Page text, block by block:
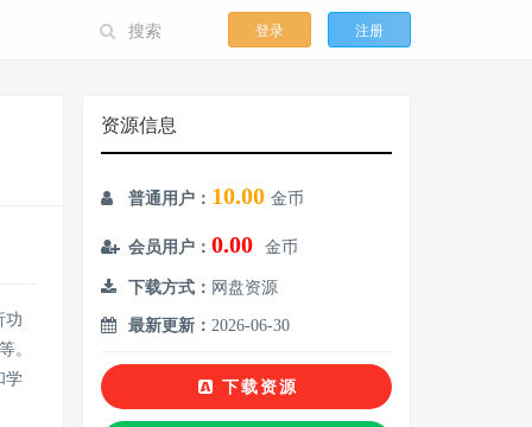
登录 注册
功
。
学
资源信息
普通用户： 10.00 金币
会员用户： 0.00 金币
下载方式： 网盘资源
最新更新： 2026-06-30
下载资源